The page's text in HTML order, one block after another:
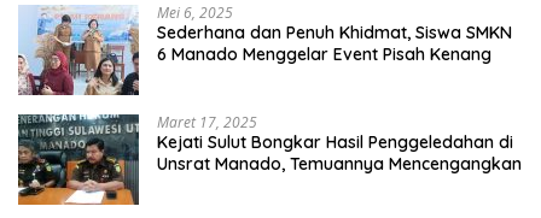
Mei 6, 2025
Sederhana dan Penuh Khidmat, Siswa SMKN
6 Manado Menggelar Event Pisah Kenang
Maret 17, 2025
Kejati Sulut Bongkar Hasil Penggeledahan di
Unsrat Manado, Temuannya Mencengangkan